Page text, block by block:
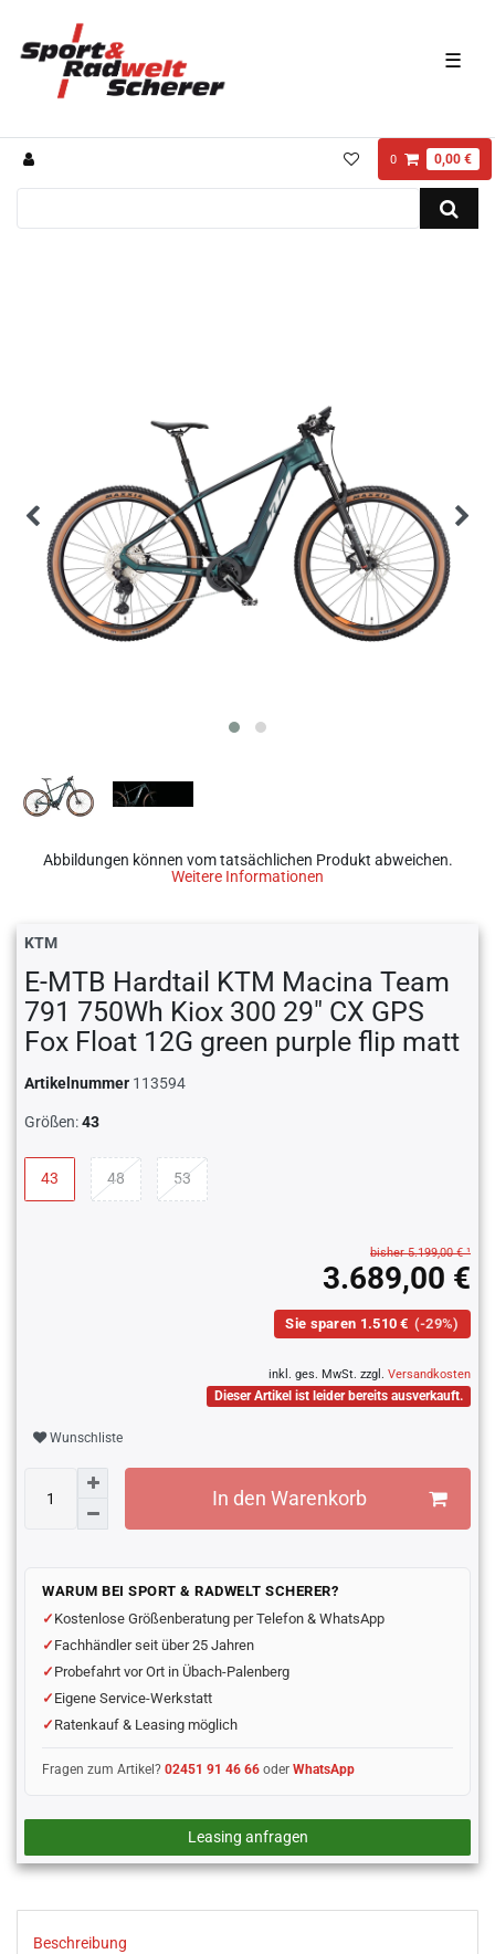
☰
0 0,00 €
Abbildungen können vom tatsächlichen Produkt abweichen.
Weitere Informationen
KTM
E-MTB Hardtail KTM Macina Team
791 750Wh Kiox 300 29" CX GPS
Fox Float 12G green purple flip matt
Artikelnummer 113594
Größen:43
43 48 53
bisher 5.199,00 € ¹
3.689,00 €
Sie sparen 1.510 € (-29%)
inkl. ges. MwSt. zzgl. Versandkosten
Dieser Artikel ist leider bereits ausverkauft.
Wunschliste
In den Warenkorb
WARUM BEI SPORT & RADWELT SCHERER?
Kostenlose Größenberatung per Telefon & WhatsApp
Fachhändler seit über 25 Jahren
Probefahrt vor Ort in Übach-Palenberg
Eigene Service-Werkstatt
Ratenkauf & Leasing möglich
Fragen zum Artikel?02451 91 46 66 oderWhatsApp
Leasing anfragen
Beschreibung